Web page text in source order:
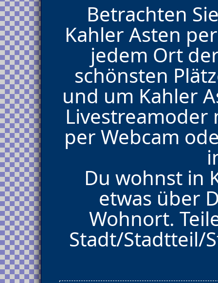
Betrachten
Kahler Asten
jedem Ort
schönsten
und um Kahler
Livestreamoder
per Webcam
Du wohnst in
etwas über
Wohnort.
Stadt/Stadtteil/